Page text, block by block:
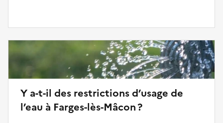
Y a-t-il des restrictions d’usage de
l’eau à Farges-lès-Mâcon ?